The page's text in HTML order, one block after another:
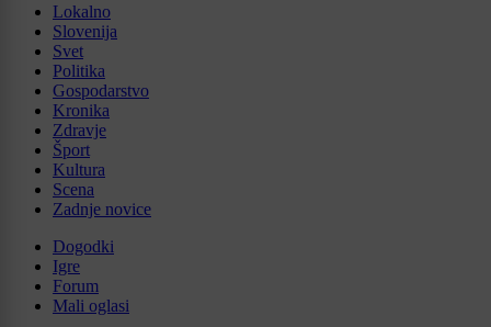
Lokalno
Slovenija
Svet
Politika
Gospodarstvo
Kronika
Zdravje
Šport
Kultura
Scena
Zadnje novice
Dogodki
Igre
Forum
Mali oglasi